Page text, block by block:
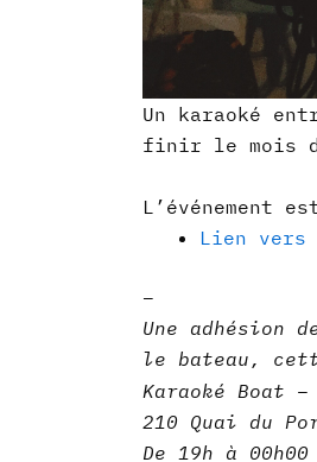
Un karaoké
finir le mois
L’événement
Lien vers
–
Une adhésion
le bateau,
Karaoké Boat
210 Quai du
De 19h à 00h00